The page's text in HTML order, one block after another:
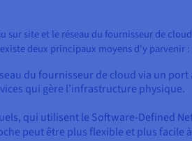
site et le réseau du fournisseur de
deux principaux moyens d'y parvenir :
du fournisseur de cloud via un
qui gère l’infrastructure physique.
qui utilisent le Software-Defined
peut être plus flexible et plus facile